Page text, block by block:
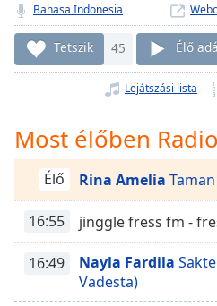
live,
currently
behind
LIVE
Remaining
Playback
Chapters
Chapters
Bahasa Indonesia
Tetszik 45 Élő
Lejátszási lista
Most élőben
Élő Rina Amelia
16:55 jinggle fress fm -
16:49 Nayla Fardila
Vadesta)